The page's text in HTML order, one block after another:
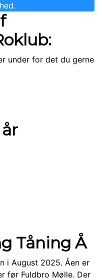
under for det du gerne
Tåning Å
i August 2025. Åen er
før Fuldbro Mølle. Der